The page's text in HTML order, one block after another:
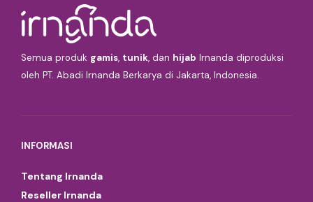
Semua produk gamis, tunik, dan hijab Irnanda diproduksi
oleh PT. Abadi Irnanda Berkarya di Jakarta, Indonesia.
INFORMASI
Tentang Irnanda
Reseller Irnanda